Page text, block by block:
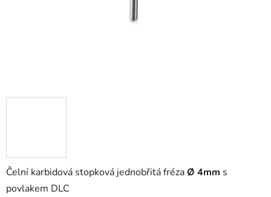
Čelní karbidová stopková jednobřitá frézaØ 4mm s
povlakem DLC